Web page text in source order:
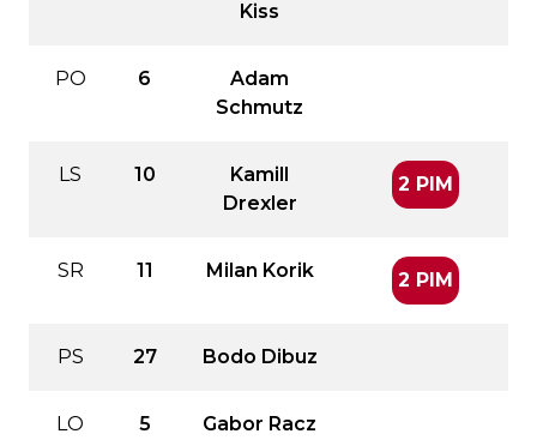
Kiss
PO 6
Adam
Schmutz
LS 10
Kamill
Drexler
2 PIM
SR 11 Milan Korik 2 PIM
PS 27 Bodo Dibuz
LO 5 Gabor Racz